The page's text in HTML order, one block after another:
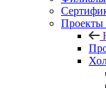
Проекты